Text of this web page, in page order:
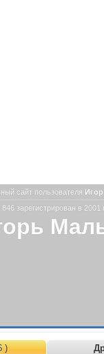
сайт пользователя
зарегистрирован в 2001
)